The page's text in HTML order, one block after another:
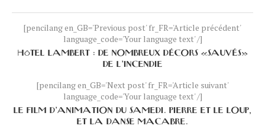
[pencilang en_GB='Previous post' fr_FR='Article précédent'
language_code='Your language text' /]
HÔTEL LAMBERT : DE NOMBREUX DÉCORS «SAUVÉS»
DE L’INCENDIE
[pencilang en_GB='Next post' fr_FR='Article suivant'
language_code='Your language text' /]
LE FILM D’ANIMATION DU SAMEDI. PIERRE ET LE LOUP,
ET LA DANSE MACABRE.